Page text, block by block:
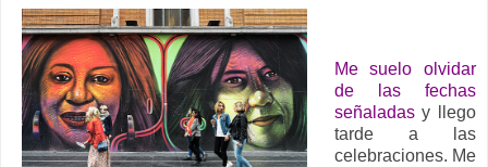
Me suelo olvidar
de las fechas
señaladasy llego
tarde a las
celebraciones. Me